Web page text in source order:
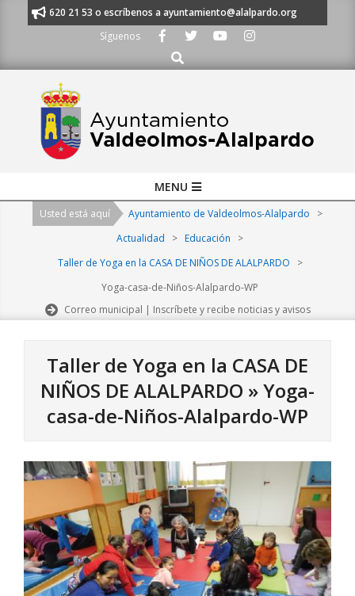
al 91 620 21 53 o escríbenos a ayuntamiento@alalpardo.org
Síguenos
Buscar
Navigation
MENU
Usted está aquí Ayuntamiento de Valdeolmos-Alalpardo
>
Actualidad
> Educación
>
Taller de Yoga en la CASA DE NIÑOS DE ALALPARDO
>
Yoga-casa-de-Niños-Alalpardo-WP
Correo municipal | Inscríbete y recibe noticias y avisos
Taller de Yoga en la CASA DE
NIÑOS DE ALALPARDO »Yoga-
casa-de-Niños-Alalpardo-WP